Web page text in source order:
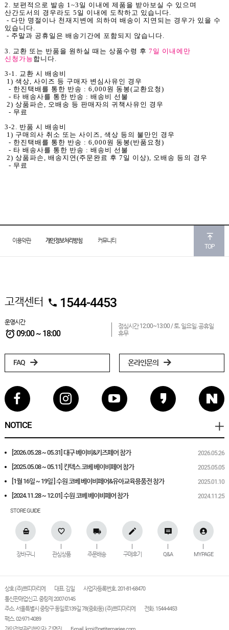
2. 보편적으로 발송 1~3일 이내에 제품을 받아보실 수 있으며
산간도서의 경우라도 5일 이내에 도착하고 있습니다.
- 다만 명절이나 천재지변에 의하여 배송이 지연되는 경우가 있을 수
있습니다.
- 주말과 공휴일은 배송기간에 포함되지 않습니다.
3. 교환 또는 반품을 원하실 때는 상품수령 후 7일 이내에만
신청가능 합니다.
3-1. 교환 시 배송비
1) 색상, 사이즈 등 구매자 변심사유인 경우
- 한진택배를 통한 반송 : 6,000원 동봉(교환요청)
- 타 배송사를 통한 반송 : 배송비 선불
2) 상품파손, 오배송 등 판매자의 귀책사유인 경우
- 무료
3-2. 반품 시 배송비
1) 구매의사 취소 또는 사이즈, 색상 등의 불만인 경우
- 한진택배를 통한 반송 : 6,000원 동봉(반품요청)
- 타 배송사를 통한 반송 : 배송비 선불
2) 상품파손, 배송지연(주문완료 후 7일 이상), 오배송 등의 경우
- 무료
이용약관 개인정보처리방침 커뮤니티
TOP
고객센터 1544-4453
운영시간
09:00 ~ 18:00
점심시간 12:00~13:00 /토. 일요일. 공휴일
휴무
FAQ 온라인문의
NOTICE
[2026.05.28 ~ 05.31] 대구 베이비&키즈페어 참가 2026.05.26
[2025.05.08 ~ 05.11] 킨텍스 코베 베이비페어 참가 2025.05.05
[1월 16일 ~ 19일 ] 수원 코베 베이비페어&유아교육용품전 참가 2025.01.10
[2024.11.28 ~ 12.01] 수원 코베 베이비페어 참가
2024.11.25
STORE GUIDE
장바구니 관심상품 주문배송 구매후기 Q&A MYPAGE
상호 (주)쁘띠마리에 대표. 김일
사업자등록번호. 201-81-68470
통신판매업신고. 중랑제 2007-0145
주소. 서울특별시 중랑구 동일로139길 78(중화동) (주)쁘띠마리에
전화. 1544-4453
팩스. 02-971-4089